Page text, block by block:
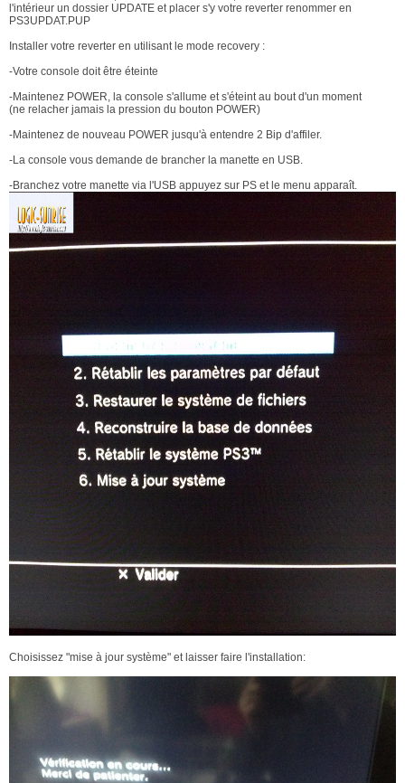
l'intérieur un dossier UPDATE et placer s'y votre reverter renommer en
PS3UPDAT.PUP
Installer votre reverter en utilisant le mode recovery :
-Votre console doit être éteinte
-Maintenez POWER, la console s'allume et s'éteint au bout d'un moment
(ne relacher jamais la pression du bouton POWER)
-Maintenez de nouveau POWER jusqu'à entendre 2 Bip d'affiler.
-La console vous demande de brancher la manette en USB.
-Branchez votre manette via l'USB appuyez sur PS et le menu apparaît.
Choisissez "mise à jour système" et laisser faire l'installation: